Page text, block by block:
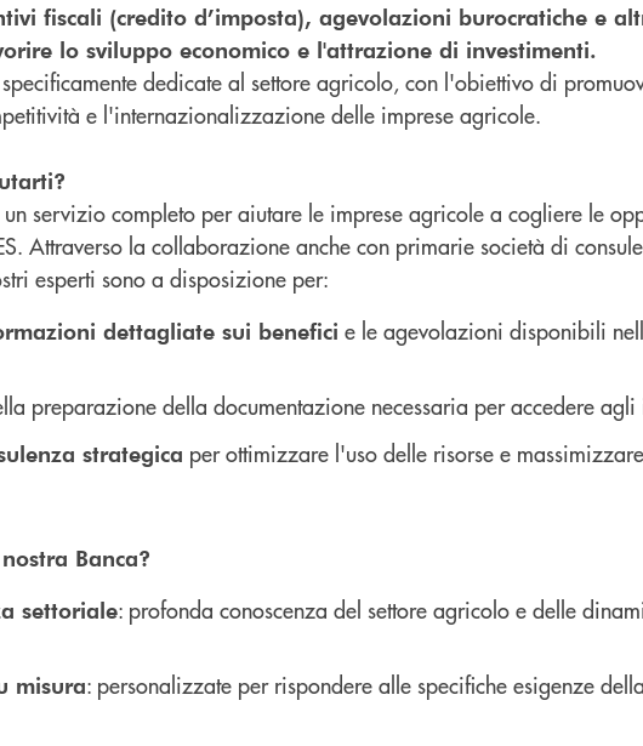
fiscali (credito d’imposta), agevolazioni burocratiche e
lo sviluppo economico e l'attrazione di investimenti.
dedicate al settore agricolo, con l'obiettivo di
e l'internazionalizzazione delle imprese agricole.
servizio completo per aiutare le imprese agricole a cogliere le
Attraverso la collaborazione anche con primarie società di
esperti sono a disposizione per:
dettagliate sui benefici e le agevolazioni disponibili
preparazione della documentazione necessaria per accedere agli
strategica per ottimizzare l'uso delle risorse e
Banca?
settoriale: profonda conoscenza del settore agricolo e delle
misura: personalizzate per rispondere alle specifiche esigenze